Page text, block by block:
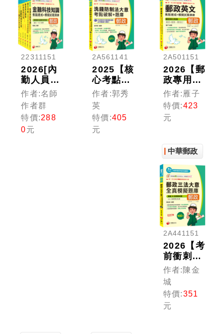
22311151
2026[內
勤人員-
專業職
(二)]郵
政從業人
員招考課
文版套
作者:名師
作者群
特價:288
0元
2A561141
2025【核
心考點破
解，法條
重點速
記】洗錢
防制法大
意考點破
作者:郭秀
英
特價:405
元
2A501151
2026【郵
政專用詞
彙＋常考
重點】郵
政英文焦
點速成
（中華郵
政(郵局)
專業職
(二)內／
外勤／營
運職／職
階晉升／
升資）
作者:雁子
特價:423
元
中華郵政
2A441151
2026【考
前衝刺搶
分刷題必
備】郵政
三法大意
全真模擬
題庫[七
作者:陳金
城
特價:351
元